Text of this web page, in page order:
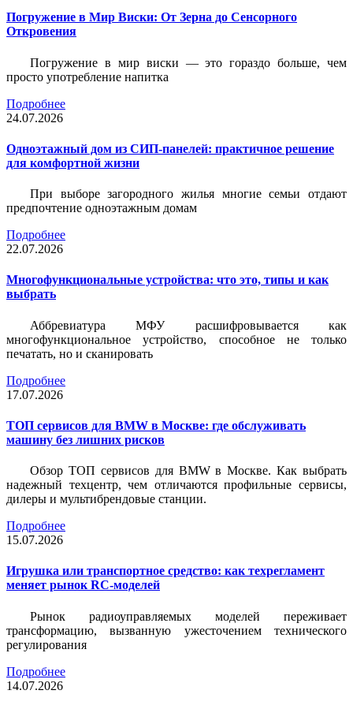
Погружение в Мир Виски: От Зерна до Сенсорного
Откровения
Погружение в мир виски — это гораздо больше, чем
просто употребление напитка
Подробнее
24.07.2026
Одноэтажный дом из СИП-панелей: практичное решение
для комфортной жизни
При выборе загородного жилья многие семьи отдают
предпочтение одноэтажным домам
Подробнее
22.07.2026
Многофункциональные устройства: что это, типы и как
выбрать
Аббревиатура МФУ расшифровывается как
многофункциональное устройство, способное не только
печатать, но и сканировать
Подробнее
17.07.2026
ТОП сервисов для BMW в Москве: где обслуживать
машину без лишних рисков
Обзор ТОП сервисов для BMW в Москве. Как выбрать
надежный техцентр, чем отличаются профильные сервисы,
дилеры и мультибрендовые станции.
Подробнее
15.07.2026
Игрушка или транспортное средство: как техрегламент
меняет рынок RC-моделей
Рынок радиоуправляемых моделей переживает
трансформацию, вызванную ужесточением технического
регулирования
Подробнее
14.07.2026